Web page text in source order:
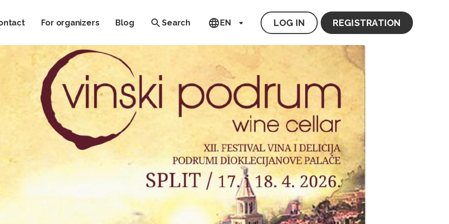
For organizers Blog Search EN LOG IN REGISTRATION